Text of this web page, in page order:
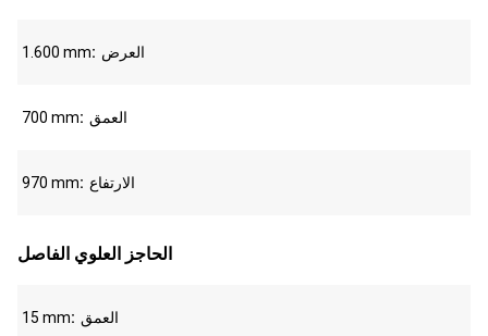
1.600 mm العرض
700 mm العمق
970 mm الارتفاع
الحاجز العلوي الفاصل
15 mm العمق